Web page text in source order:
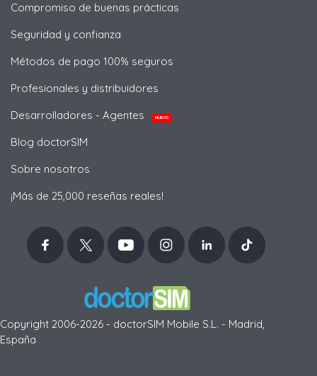
Compromiso de buenas prácticas
Seguridad y confianza
Métodos de pago 100% seguros
Profesionales y distribuidores
Desarrolladores - Agentes
NUEVO
Blog doctorSIM
Sobre nosotros
¡Más de 25,000 reseñas reales!
Copyright 2006-2026 - doctorSIM Mobile S.L. - Madrid,
España